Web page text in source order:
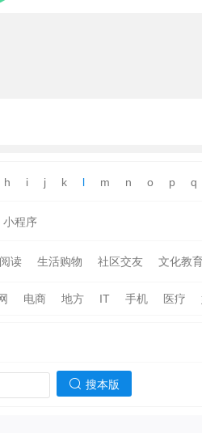
h i j k l m n o p q
小程序
读 生活购物 社区交友 文化教
电商 地方 IT 手机 医疗
搜本版